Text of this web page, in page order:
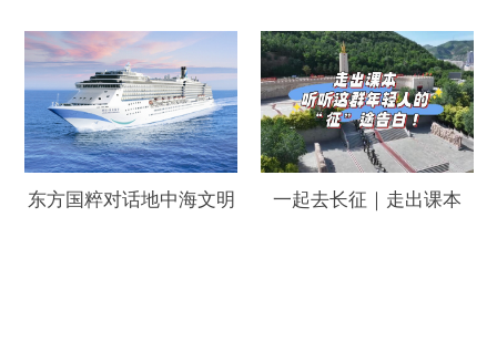
东方国粹对话地中海文明 一起去长征｜走出课本